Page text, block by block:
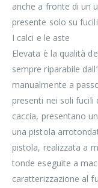
anche a fronte di un
presente solo su
I calci e le aste
Elevata è la qualità
sempre riparabile
manualmente a
presenti nei soli fucili
caccia, presentano
una pistola
pistola, realizzata a
tonde eseguite a
caratterizzazione al